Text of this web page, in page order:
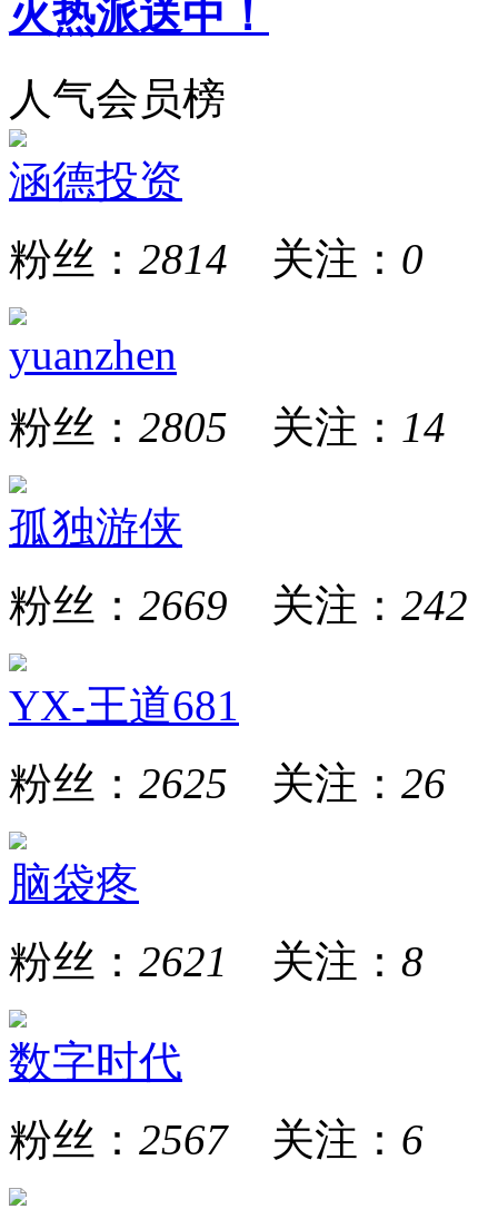
火热派送中！
人气会员榜
涵德投资
粉丝： 2814 关注： 0
yuanzhen
粉丝： 2805 关注： 14
孤独游侠
粉丝： 2669 关注： 242
YX-王道681
粉丝： 2625 关注： 26
脑袋疼
粉丝： 2621 关注： 8
数字时代
粉丝： 2567关注： 6